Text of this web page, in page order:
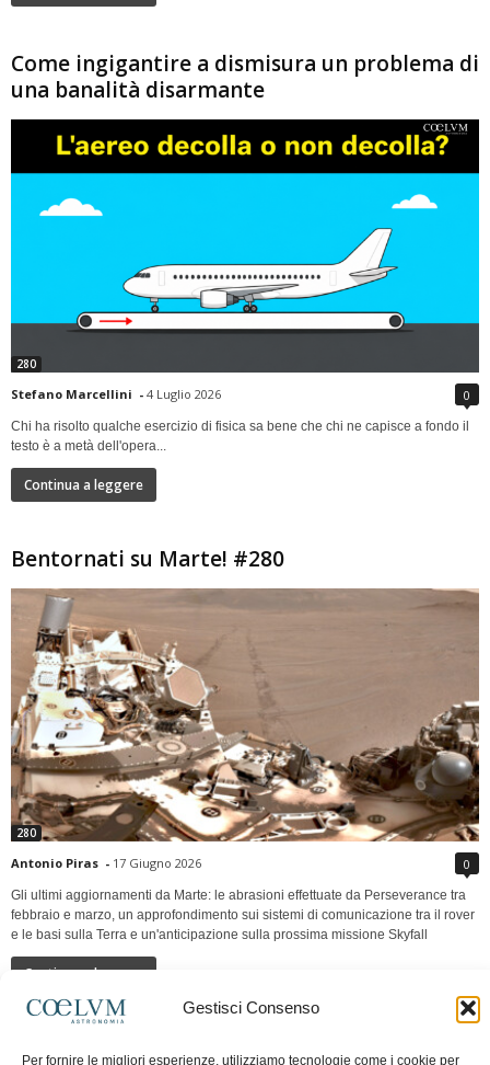
Gestisci Consenso
Per fornire le migliori esperienze, utilizziamo tecnologie come i cookie per
Come ingigantire a dismisura un problema di
una banalità disarmante
280
Stefano Marcellini - 4 Luglio 2026 0
Chi ha risolto qualche esercizio di fisica sa bene che chi ne capisce a fondo il
testo è a metà dell'opera...
Continua a leggere
Bentornati su Marte! #280
280
Antonio Piras - 17 Giugno 2026 0
Gli ultimi aggiornamenti da Marte: le abrasioni effettuate da Perseverance tra
febbraio e marzo, un approfondimento sui sistemi di comunicazione tra il rover
e le basi sulla Terra e un'anticipazione sulla prossima missione Skyfall
Continua a leggere